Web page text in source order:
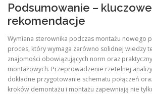
Podsumowanie –
rekomendacje
Wymiana sterownika podczas montażu nowego
proces, który wymaga zarówno solidnej wiedzy
znajomości obowiązujących norm oraz
montażowych. Przeprowadzenie rzetelnej
dokładne przygotowanie schematu połączeń
kroków demontażu i montażu zapewniają nie